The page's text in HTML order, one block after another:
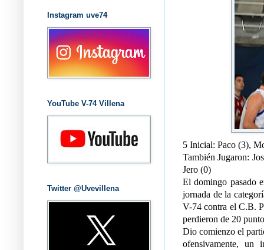
5 Inicial: Paco (3),
También Jugaron:
Jero (0)
El domingo pasado
jornada de la
V-74 contra el C.B.
perdieron de 20
Dio comienzo el
ofensivamente, un
Instagram uve74
YouTube V-74 Villena
Twitter @Uvevillena